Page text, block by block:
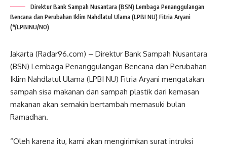
Direktur Bank Sampah Nusantara (BSN) Lembaga Penanggulangan
Bencana dan Perubahan Iklim Nahdlatul Ulama (LPBI NU) Fitria Aryani
(*/LPBINU/NO)
Jakarta (Radar96.com) – Direktur Bank Sampah Nusantara
(BSN) Lembaga Penanggulangan Bencana dan Perubahan
Iklim Nahdlatul Ulama (LPBI NU) Fitria Aryani mengatakan
sampah sisa makanan dan sampah plastik dari kemasan
makanan akan semakin bertambah memasuki bulan
Ramadhan.
“Oleh karena itu, kami akan mengirimkan surat intruksi